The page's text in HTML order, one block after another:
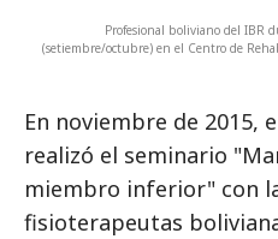
Profesional boliviano del IBR
(setiembre/octubre) en el Centro de
En noviembre de 2015,
realizó el seminario
miembro inferior" con
fisioterapeutas